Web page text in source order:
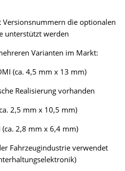
Versionsnummern die optionalen
unterstützt werden
Varianten im Markt:
(ca. 4,5 mm x 13 mm)
Realisierung vorhanden
2,5 mm x 10,5 mm)
(ca. 2,8 mm x 6,4 mm)
Fahrzeugindustrie verwendet